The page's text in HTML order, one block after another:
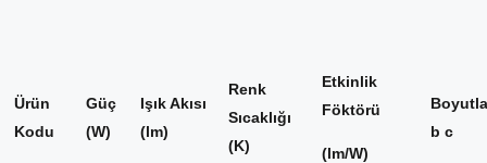
Ürün
Kodu
Güç
(W)
Işık Akısı
(lm)
Renk
Sıcaklığı
(K)
Etkinlik
Föktörü
(lm/W)
b c